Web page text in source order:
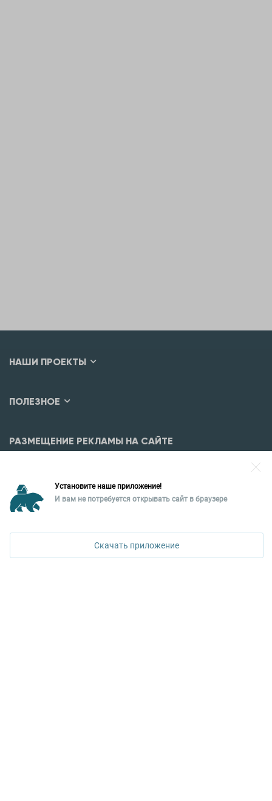
НАШИ ПРОЕКТЫ
ПОЛЕЗНОЕ
РАЗМЕЩЕНИЕ РЕКЛАМЫ НА САЙТЕ
Уральская палата недвижимости
620026, Екатеринбург,
КОНТАКТЫ УПН
Установите наше приложение!
И вам не потребуется открывать сайт в браузере
Скачать приложение